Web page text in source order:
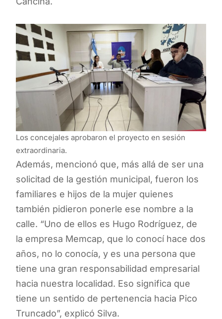
Los concejales aprobaron el proyecto en sesión
extraordinaria.
Además, mencionó que, más allá de ser una
solicitad de la gestión municipal, fueron los
familiares e hijos de la mujer quienes
también pidieron ponerle ese nombre a la
calle. “Uno de ellos es Hugo Rodríguez, de
la empresa Memcap, que lo conocí hace dos
años, no lo conocía, y es una persona que
tiene una gran responsabilidad empresarial
hacia nuestra localidad. Eso significa que
tiene un sentido de pertenencia hacia Pico
Truncado”, explicó Silva.